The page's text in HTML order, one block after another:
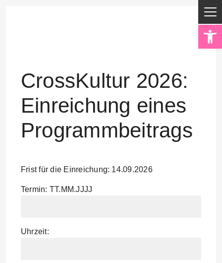
CrossKultur 2026:
Einreichung eines
Programmbeitrags
Frist für die Einreichung: 14.09.2026
Termin: TT.MM.JJJJ
Uhrzeit: